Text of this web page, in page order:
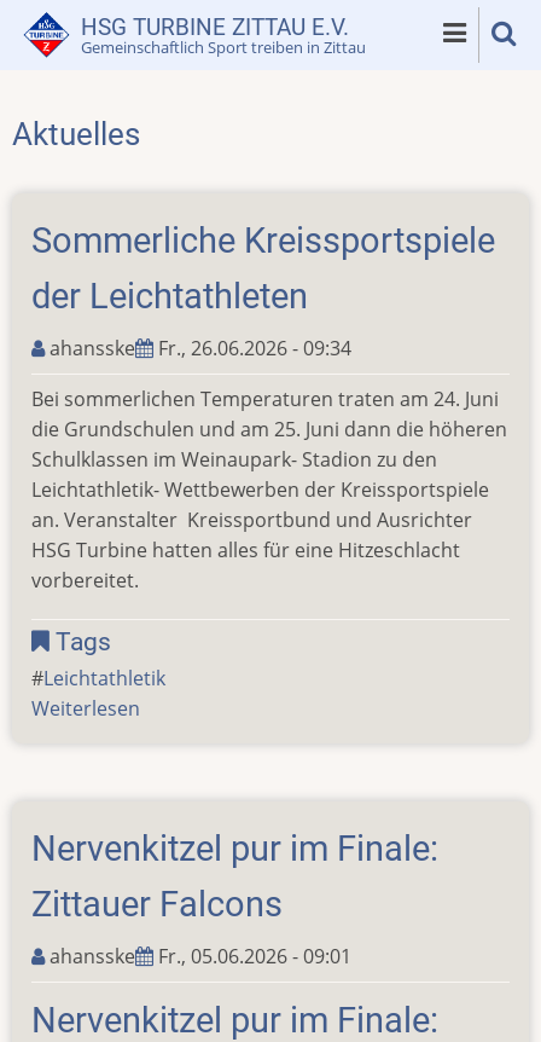
Direkt
zum
HSG TURBINE ZITTAU E.V.
Gemeinschaftlich Sport treiben in Zittau
Aktuelles
Sommerliche Kreissportspiele
der Leichtathleten
ahansske
Fr., 26.06.2026 - 09:34
Bei sommerlichen Temperaturen traten am 24. Juni
die Grundschulen und am 25. Juni dann die höheren
Schulklassen im Weinaupark- Stadion zu den
Leichtathletik- Wettbewerben der Kreissportspiele
an. Veranstalter Kreissportbund und Ausrichter
HSG Turbine hatten alles für eine Hitzeschlacht
vorbereitet.
Tags
Leichtathletik
Weiterlesen
der
Leichtathleten
Nervenkitzel pur im Finale:
Zittauer Falcons
ahansske Fr., 05.06.2026 - 09:01
Nervenkitzel pur im Finale: